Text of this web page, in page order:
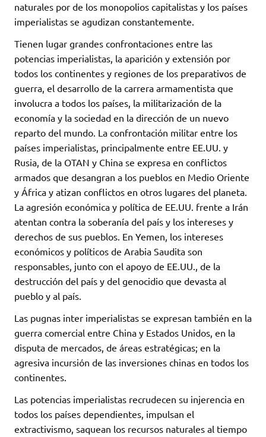
naturales por de los monopolios capitalistas y los países
imperialistas se agudizan constantemente.
Tienen lugar grandes confrontaciones entre las
potencias imperialistas, la aparición y extensión por
todos los continentes y regiones de los preparativos de
guerra, el desarrollo de la carrera armamentista que
involucra a todos los países, la militarización de la
economía y la sociedad en la dirección de un nuevo
reparto del mundo. La confrontación militar entre los
países imperialistas, principalmente entre EE.UU. y
Rusia, de la OTAN y China se expresa en conflictos
armados que desangran a los pueblos en Medio Oriente
y África y atizan conflictos en otros lugares del planeta.
La agresión económica y política de EE.UU. frente a Irán
atentan contra la soberanía del país y los intereses y
derechos de sus pueblos. En Yemen, los intereses
económicos y políticos de Arabia Saudita son
responsables, junto con el apoyo de EE.UU., de la
destrucción del país y del genocidio que devasta al
pueblo y al país.
Las pugnas inter imperialistas se expresan también en la
guerra comercial entre China y Estados Unidos, en la
disputa de mercados, de áreas estratégicas; en la
agresiva incursión de las inversiones chinas en todos los
continentes.
Las potencias imperialistas recrudecen su injerencia en
todos los países dependientes, impulsan el
extractivismo, saquean los recursos naturales al tiempo